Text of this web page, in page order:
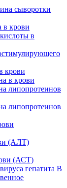
сыворотки
в крови
в
крови
в крови
липопротеинов
липопротеинов
(АЛТ)
(АСТ)
гепатита B